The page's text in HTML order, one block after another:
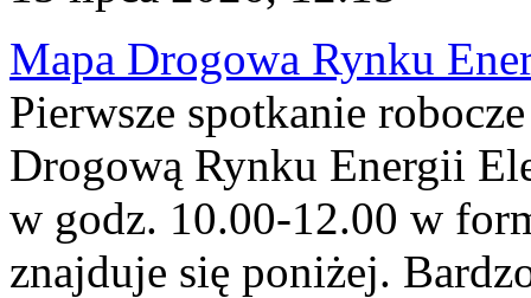
Mapa Drogowa Rynku
Pierwsze spotkanie
Drogową Rynku Energii
w godz. 10.00-12.00 w
znajduje się poniżej.